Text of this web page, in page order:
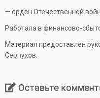
— орден Отечественной
Работала в финансово-
Материал предоставлен
Серпухов.
Оставьте